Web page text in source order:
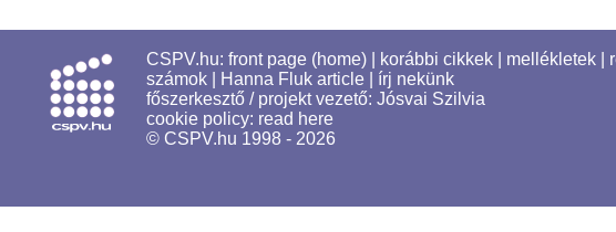
CSPV.hu: front page (home) korábbi cikkek mellékletek
számok
Hanna Fluk article
írj nekünk
főszerkesztő / projekt vezető: Jósvai Szilvia
cookie policy: read here
© CSPV.hu 1998 - 2026